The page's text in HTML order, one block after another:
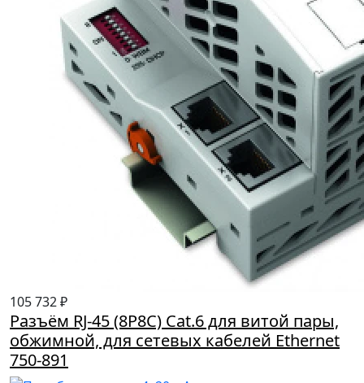
105 732 ₽
Разъём RJ-45 (8P8C) Cat.6 для витой пары,
обжимной, для сетевых кабелей Ethernet
750-891